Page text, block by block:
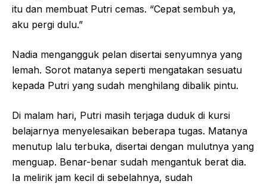
itu dan membuat Putri cemas. “Cepat sembuh ya,
aku pergi dulu.”
Nadia mengangguk pelan disertai senyumnya yang
lemah. Sorot matanya seperti mengatakan sesuatu
kepada Putri yang sudah menghilang dibalik pintu.
Di malam hari, Putri masih terjaga duduk di kursi
belajarnya menyelesaikan beberapa tugas. Matanya
menutup lalu terbuka, disertai dengan mulutnya yang
menguap. Benar-benar sudah mengantuk berat dia.
Ia melirik jam kecil di sebelahnya, sudah